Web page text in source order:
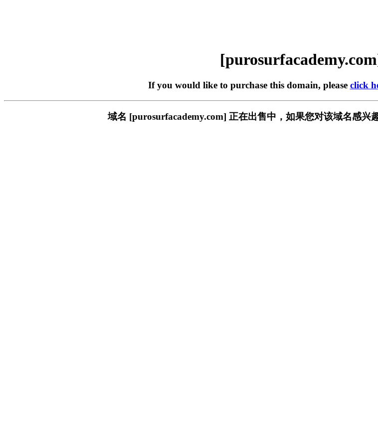
If you would like to purchase this domain, please click
域名 [purosurfacademy.com] 正在出售中，如果您对该域名感兴